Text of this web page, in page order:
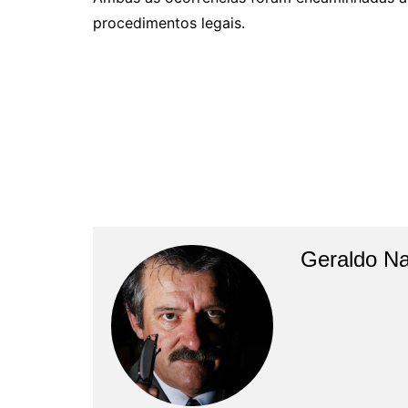
procedimentos legais.
Geraldo